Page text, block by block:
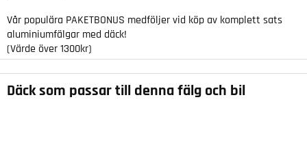
Vår populära PAKETBONUS medföljer vid köp av komplett sats
aluminiumfälgar med däck!
(Värde över 1300kr)
Däck som passar till denna fälg och bil